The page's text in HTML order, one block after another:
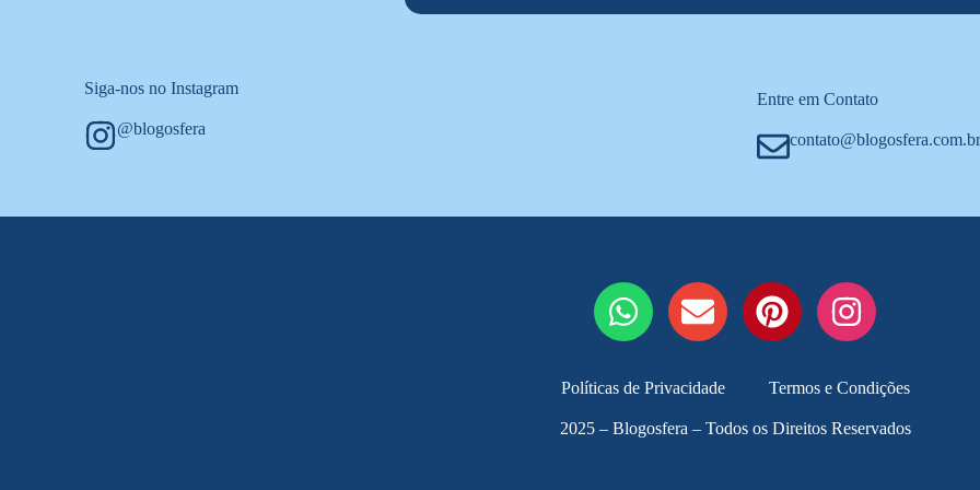
Siga-nos no Instagram
@blogosfera
Entre em Contato
contato@blogosfera.com.br
Políticas de Privacidade Termos e Condições
2025 – Blogosfera – Todos os Direitos Reservados